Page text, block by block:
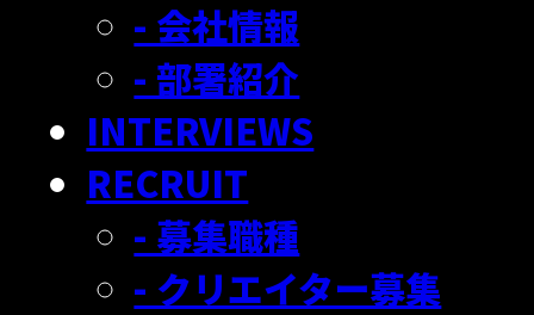
- 会社情報
- 部署紹介
INTERVIEWS
RECRUIT
- 募集職種
- クリエイター募集